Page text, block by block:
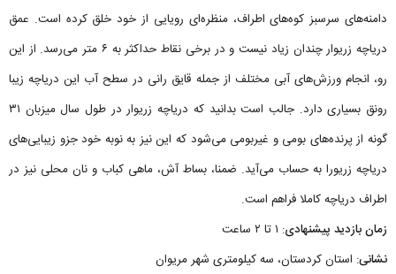
دامنه‌های سرسبز کوه‌های اطراف، منظره‌ای رویایی از خود خلق کرده است. عمق
دریاچه زریوار چندان زیاد نیست و در برخی نقاط حداکثر به ۶ متر می‌رسد. از این
رو، انجام ورزش‌های آبی مختلف از جمله قایق رانی در سطح آب این دریاچه زیبا
رونق بسیاری دارد. جالب است بدانید که دریاچه زریوار در طول سال میزبان ۳۱
گونه از پرنده‌های بومی و غیربومی می‌شود که این نیز به نوبه خود جزو زیبایی‌های
دریاچه زریورا به حساب می‌آید. ضمنا، بساط آش، ماهی کباب و نان محلی نیز در
اطراف دریاچه کاملا فراهم است.
زمان بازدید پیشنهادی: ۱ تا ۲ ساعت
نشانی: استان کردستان، سه کیلومتری شهر مریوان